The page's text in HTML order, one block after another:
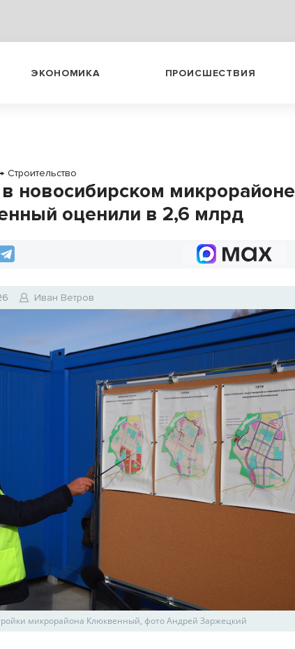
ЭКОНОМИКА ПРОИСШЕСТВИЯ
Строительство
новосибирском микрорайоне
оценили в 2,6 млрд
Иван Ветров
микрорайона Клюквенный, фото Андрей Заржецкий